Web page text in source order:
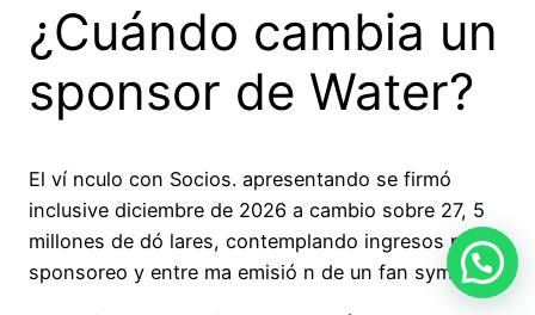
¿Cuándo cambia un
sponsor de Water?
El ví nculo con Socios. apresentando se firmó
inclusive diciembre de 2026 a cambio sobre 27, 5
millones de dó lares, contemplando ingresos para
sponsoreo y entre ma emisió n de un fan symbol.